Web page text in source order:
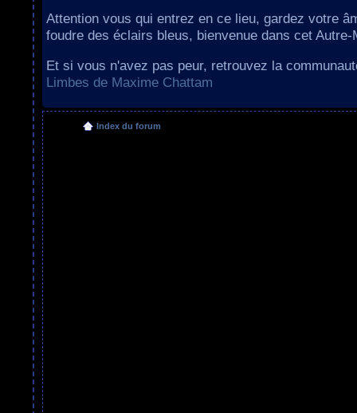
Attention vous qui entrez en ce lieu, gardez votre
foudre des éclairs bleus, bienvenue dans cet Autre-
Et si vous n'avez pas peur, retrouvez la
Limbes de Maxime Chattam
Index du forum